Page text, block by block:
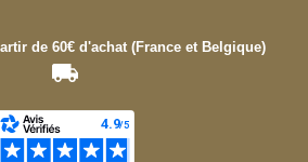
de 60€ d'achat (France et Belgique)